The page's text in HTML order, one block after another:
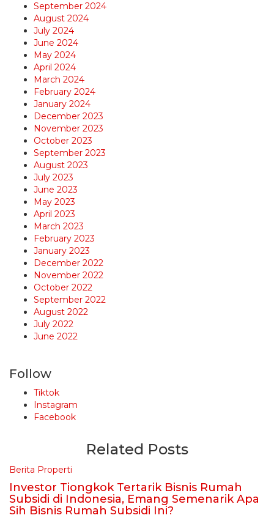
September 2024
August 2024
July 2024
June 2024
May 2024
April 2024
March 2024
February 2024
January 2024
December 2023
November 2023
October 2023
September 2023
August 2023
July 2023
June 2023
May 2023
April 2023
March 2023
February 2023
January 2023
December 2022
November 2022
October 2022
September 2022
August 2022
July 2022
June 2022
Follow
Tiktok
Instagram
Facebook
Related Posts
Berita Properti
Investor Tiongkok Tertarik Bisnis Rumah
Subsidi di Indonesia, Emang Semenarik Apa
Sih Bisnis Rumah Subsidi Ini?